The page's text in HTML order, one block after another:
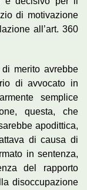
di motivazione
all’art. 360
merito avrebbe
di avvocato in
semplice
questa, che
apodittica,
di causa di
in sentenza,
del rapporto
disoccupazione